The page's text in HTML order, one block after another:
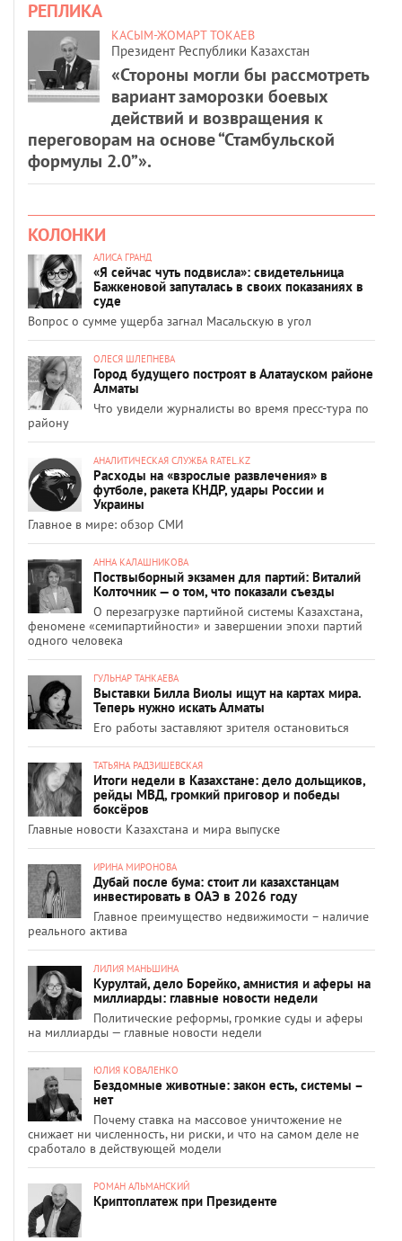
РЕПЛИКА
КАСЫМ-ЖОМАРТ ТОКАЕВ
Президент Республики Казахстан
«Стороны могли бы рассмотреть
вариант заморозки боевых
действий и возвращения к
переговорам на основе “Стамбульской
формулы 2.0”».
КОЛОНКИ
АЛИСА ГРАНД
«Я сейчас чуть подвисла»: свидетельница
Бажкеновой запуталась в своих показаниях в
суде
Вопрос о сумме ущерба загнал Масальскую в угол
ОЛЕСЯ ШЛЕПНЕВА
Город будущего построят в Алатауском районе
Алматы
Что увидели журналисты во время пресс-тура по
району
АНАЛИТИЧЕСКАЯ СЛУЖБА RATEL.KZ
Расходы на «взрослые развлечения» в
футболе, ракета КНДР, удары России и
Украины
Главное в мире: обзор СМИ
АННА КАЛАШНИКОВА
Поствыборный экзамен для партий: Виталий
Колточник — о том, что показали съезды
О перезагрузке партийной системы Казахстана,
феномене «семипартийности» и завершении эпохи партий
одного человека
ГУЛЬНАР ТАНКАЕВА
Выставки Билла Виолы ищут на картах мира.
Теперь нужно искать Алматы
Его работы заставляют зрителя остановиться
ТАТЬЯНА РАДЗИШЕВСКАЯ
Итоги недели в Казахстане: дело дольщиков,
рейды МВД, громкий приговор и победы
боксёров
Главные новости Казахстана и мира выпуске
ИРИНА МИРОНОВА
Дубай после бума: стоит ли казахстанцам
инвестировать в ОАЭ в 2026 году
Главное преимущество недвижимости – наличие
реального актива
ЛИЛИЯ МАНЬШИНА
Курултай, дело Борейко, амнистия и аферы на
миллиарды: главные новости недели
Политические реформы, громкие суды и аферы
на миллиарды — главные новости недели
ЮЛИЯ КОВАЛЕНКО
Бездомные животные: закон есть, системы –
нет
Почему ставка на массовое уничтожение не
снижает ни численность, ни риски, и что на самом деле не
сработало в действующей модели
РОМАН АЛЬМАНСКИЙ
Криптоплатеж при Президенте